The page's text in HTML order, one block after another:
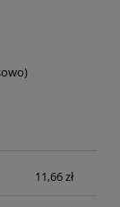
11,66 zł